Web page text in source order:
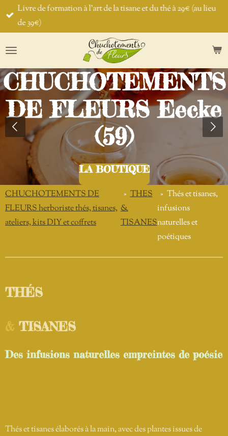
Passer
principal
Livre de formation à l'art de la tisane et du thé à 29€ (au lieu
de 39€)
CHUCHOTEMENTS
DE FLEURS Eecke
(59)
LA BOUTIQUE
CHUCHOTEMENTS DE
FLEURS herboriste thés, tisanes,
ateliers, kits DIY et coffrets
» THES
&
TISANES
» Thés et tisanes,
infusions
naturelles et
poétiques
THÉS
& TISANES
Des infusions naturelles empreintes de poésie
Thés et tisanes élaborés à la main, avec des plantes issues de